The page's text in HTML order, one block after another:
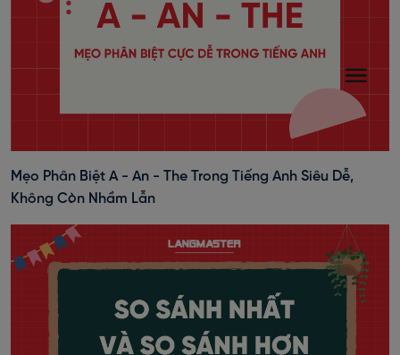
Mẹo Phân Biệt A - An - The Trong Tiếng Anh Siêu Dễ,
Không Còn Nhầm Lẫn